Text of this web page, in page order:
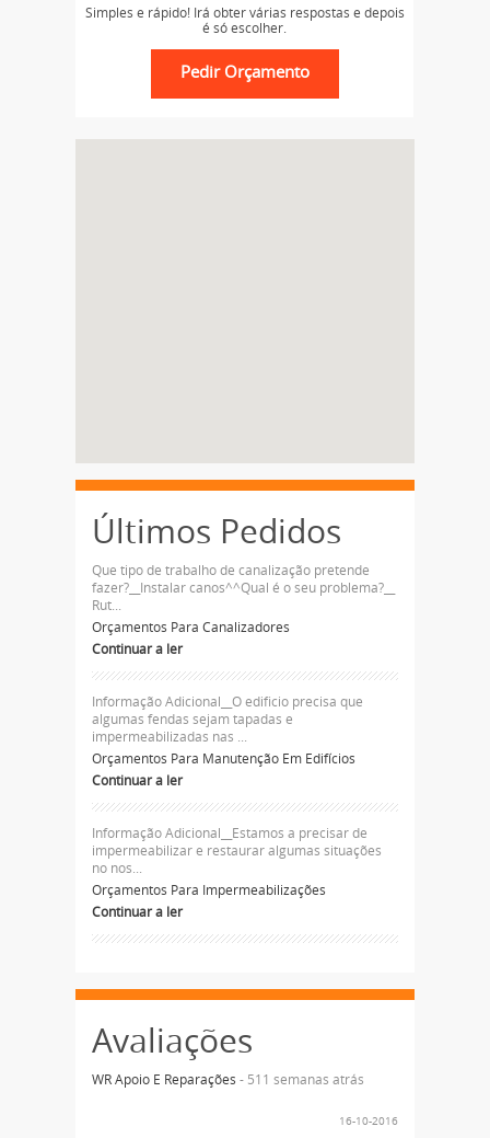
Simples e rápido! Irá obter várias respostas e depois
é só escolher.
Últimos Pedidos
Que tipo de trabalho de canalização pretende
fazer?__Instalar canos^^Qual é o seu problema?__
Rut...
Orçamentos Para Canalizadores
Continuar a ler
Informação Adicional__O edificio precisa que
algumas fendas sejam tapadas e
impermeabilizadas nas ...
Orçamentos Para Manutenção Em Edifícios
Continuar a ler
Informação Adicional__Estamos a precisar de
impermeabilizar e restaurar algumas situações
no nos...
Orçamentos Para Impermeabilizações
Continuar a ler
Avaliações
WR Apoio E Reparações - 511 semanas atrás
16-10-2016